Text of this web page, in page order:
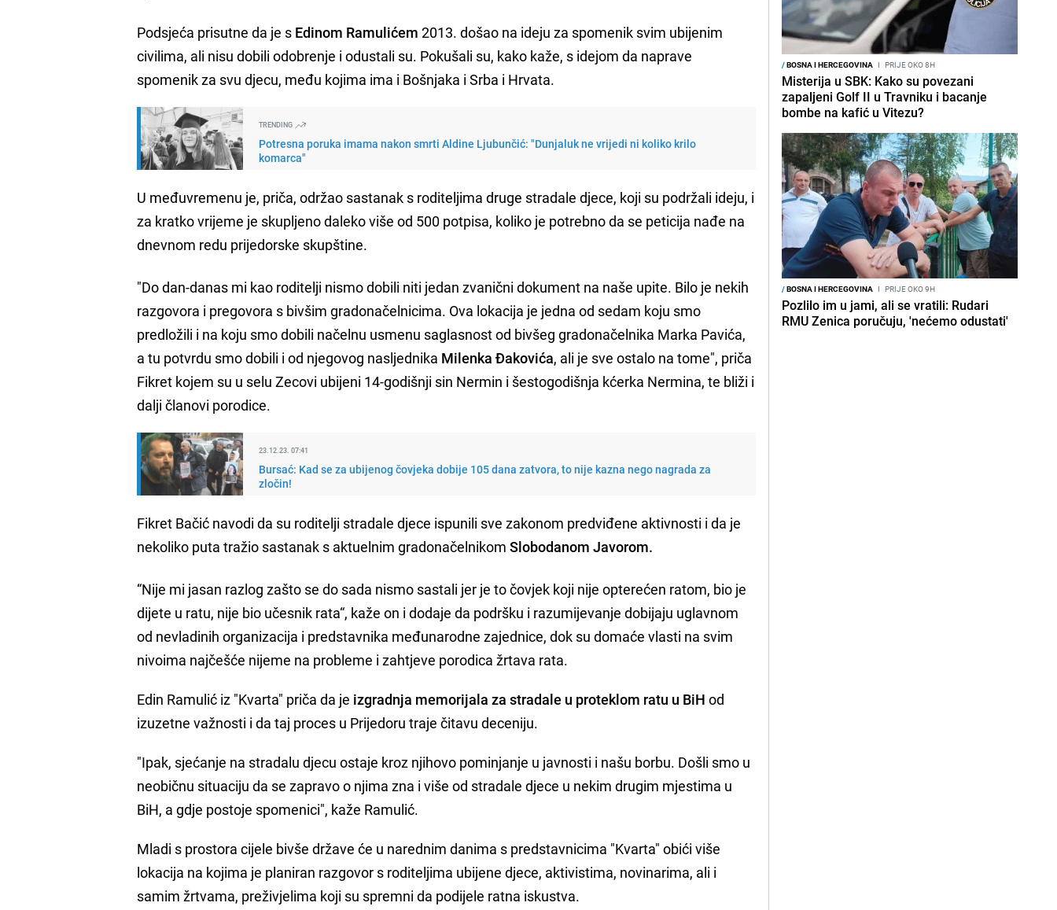
Podsjeća prisutne da je s Edinom Ramulićem 2013. došao na ideju za spomenik svim ubijenim
civilima, ali nisu dobili odobrenje i odustali su. Pokušali su, kako kaže, s idejom da naprave
spomenik za svu djecu, među kojima ima i Bošnjaka i Srba i Hrvata.
TRENDING
Potresna poruka imama nakon smrti Aldine Ljubunčić: "Dunjaluk ne vrijedi ni koliko krilo
komarca"
U međuvremenu je, priča, održao sastanak s roditeljima druge stradale djece, koji su podržali ideju, i
za kratko vrijeme je skupljeno daleko više od 500 potpisa, koliko je potrebno da se peticija nađe na
dnevnom redu prijedorske skupštine.
"Do dan-danas mi kao roditelji nismo dobili niti jedan zvanični dokument na naše upite. Bilo je nekih
razgovora i pregovora s bivšim gradonačelnicima. Ova lokacija je jedna od sedam koju smo
predložili i na koju smo dobili načelnu usmenu saglasnost od bivšeg gradonačelnika Marka Pavića,
a tu potvrdu smo dobili i od njegovog nasljednika Milenka Đakovića, ali je sve ostalo na tome", priča
Fikret kojem su u selu Zecovi ubijeni 14-godišnji sin Nermin i šestogodišnja kćerka Nermina, te bliži i
dalji članovi porodice.
23.12.23. 07:41
Bursać: Kad se za ubijenog čovjeka dobije 105 dana zatvora, to nije kazna nego nagrada za
zločin!
Fikret Bačić navodi da su roditelji stradale djece ispunili sve zakonom predviđene aktivnosti i da je
nekoliko puta tražio sastanak s aktuelnim gradonačelnikomSlobodanom Javorom.
“Nije mi jasan razlog zašto se do sada nismo sastali jer je to čovjek koji nije opterećen ratom, bio je
dijete u ratu, nije bio učesnik rata“, kaže on i dodaje da podršku i razumijevanje dobijaju uglavnom
od nevladinih organizacija i predstavnika međunarodne zajednice, dok su domaće vlasti na svim
nivoima najčešće nijeme na probleme i zahtjeve porodica žrtava rata.
Edin Ramulić iz "Kvarta" priča da je izgradnja memorijala za stradale u proteklom ratu u BiH od
izuzetne važnosti i da taj proces u Prijedoru traje čitavu deceniju.
"Ipak, sjećanje na stradalu djecu ostaje kroz njihovo pominjanje u javnosti i našu borbu. Došli smo u
neobičnu situaciju da se zapravo o njima zna i više od stradale djece u nekim drugim mjestima u
BiH, a gdje postoje spomenici", kaže Ramulić.
Mladi s prostora cijele bivše države će u narednim danima s predstavnicima "Kvarta" obići više
lokacija na kojima je planiran razgovor s roditeljima ubijene djece, aktivistima, novinarima, ali i
samim žrtvama, preživjelima koji su spremni da podijele ratna iskustva.
/BOSNA I HERCEGOVINA I PRIJE OKO 8H
Misterija u SBK: Kako su povezani
zapaljeni Golf II u Travniku i bacanje
bombe na kafić u Vitezu?
/BOSNA I HERCEGOVINA I PRIJE OKO 9H
Pozlilo im u jami, ali se vratili: Rudari
RMU Zenica poručuju, 'nećemo odustati'